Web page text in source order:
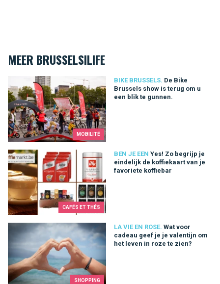
MEER BRUSSELSILIFE
MOBILITÉ
BIKE BRUSSELS. De Bike
Brussels show is terug om u
een blik te gunnen.
De Bike Brussels show is terug om u een blik te gunnen.
CAFÉS ET THÉS
BEN JE EEN Yes! Zo begrijp je
eindelijk de koffiekaart van je
favoriete koffiebar
Yes! Zo begrijp je eindelijk de koffiekaart van je favoriete
SHOPPING
LA VIE EN ROSE. Wat voor
cadeau geef je je valentijn om
het leven in roze te zien?
Wat voor cadeau geef je je valentijn om het leven in roze te